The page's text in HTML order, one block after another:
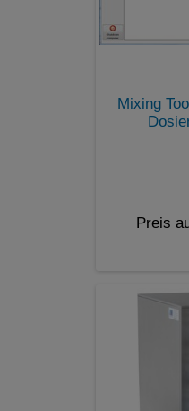
Mixing
Preis